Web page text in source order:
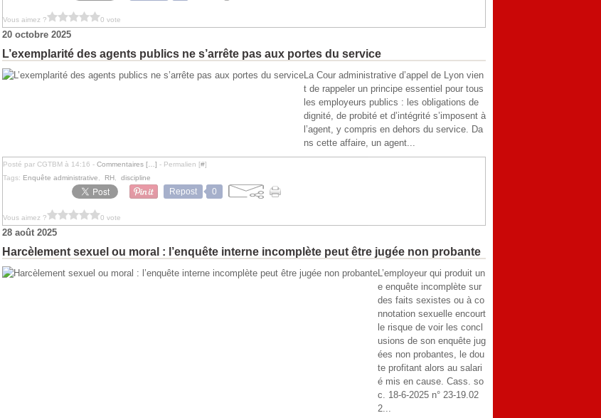
Vous aimez ? 0 vote
20 octobre 2025
L’exemplarité des agents publics ne s’arrête pas aux portes du service
La Cour administrative d’appel de Lyon vien
t de rappeler un principe essentiel pour tous
les employeurs publics : les obligations de
dignité, de probité et d’intégrité s’imposent à
l’agent, y compris en dehors du service. Da
ns cette affaire, un agent...
Posté par CGTBM à 14:16 - Commentaires [ ] - Permalien [#]
Tags: Enquête administrative RH discipline
Repost 0
Vous aimez ? 0 vote
28 août 2025
Harcèlement sexuel ou moral : l’enquête interne incomplète peut être jugée non probante
L’employeur qui produit un
e enquête incomplète sur
des faits sexistes ou à co
nnotation sexuelle encourt
le risque de voir les concl
usions de son enquête jug
ées non probantes, le dou
te profitant alors au salari
é mis en cause. Cass. so
c. 18-6-2025 n° 23-19.02
2...